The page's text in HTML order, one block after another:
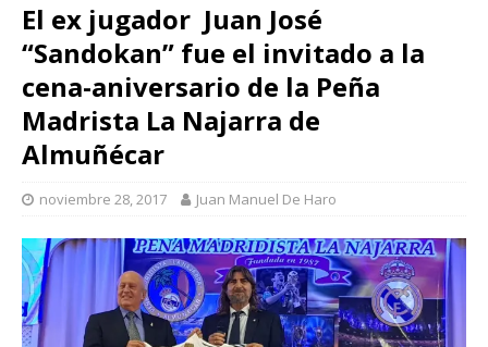
El ex jugador Juan José
“Sandokan” fue el invitado a la
cena-aniversario de la Peña
Madrista La Najarra de
Almuñécar
noviembre 28, 2017 Juan Manuel De Haro